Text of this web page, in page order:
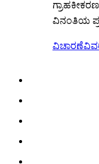
ವಿನಂತಿಯ
ವಿಚಾರಣೆ